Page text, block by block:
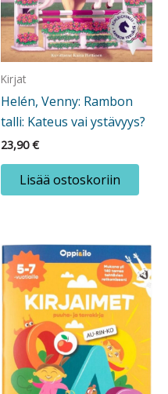
Kirjat
Helén, Venny: Rambon
talli: Kateus vai ystävyys?
23,90€
Lisää ostoskoriin